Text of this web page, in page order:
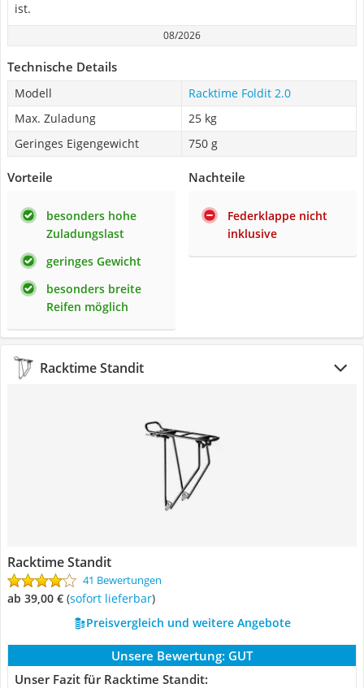
ist.
08/2026
Technische Details
Modell
Racktime Foldit 2.0
Max. Zuladung
25 kg
Geringes Eigengewicht
750 g
Vorteile
besonders hohe
Zuladungslast
geringes Gewicht
besonders breite
Reifen möglich
Nachteile
Federklappe nicht
inklusive
Racktime Standit
Racktime Standit
41 Bewertungen
ab 39,00 € ( Sofort lieferbar)
Preisvergleich und weitere Angebote
Unsere Bewertung: GUT
Unser Fazit für Racktime Standit: